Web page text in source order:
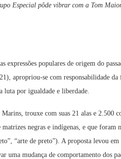
Especial pôde vibrar com a Tom Maior
populares de origem do
apropriou-se com responsabilidade
luta por igualdade e liberdade.
trouxe com suas 21 alas e 2.500
negras e indígenas, e que foram
“arte de preto”). A proposta levou
uma mudança de comportamento dos